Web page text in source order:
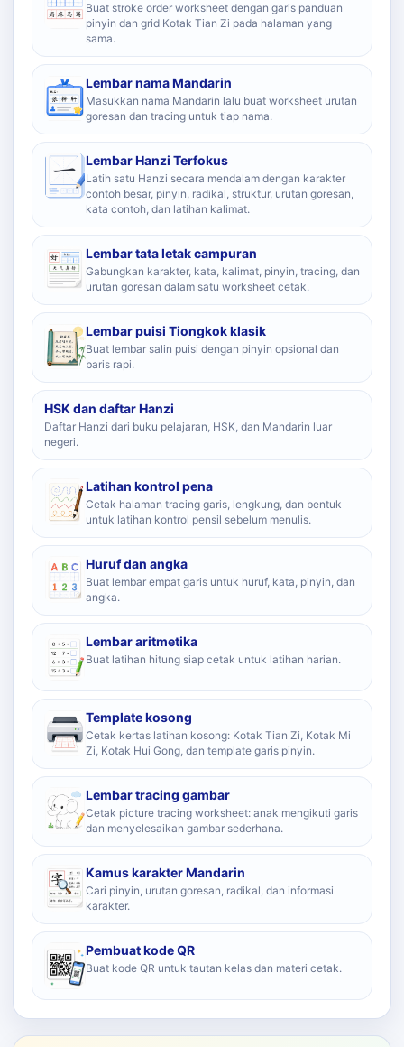
Buat stroke order worksheet dengan garis panduan
pinyin dan grid Kotak Tian Zi pada halaman yang
sama.
Lembar nama Mandarin
Masukkan nama Mandarin lalu buat worksheet urutan
goresan dan tracing untuk tiap nama.
Lembar Hanzi Terfokus
Latih satu Hanzi secara mendalam dengan karakter
contoh besar, pinyin, radikal, struktur, urutan goresan,
kata contoh, dan latihan kalimat.
Lembar tata letak campuran
Gabungkan karakter, kata, kalimat, pinyin, tracing, dan
urutan goresan dalam satu worksheet cetak.
Lembar puisi Tiongkok klasik
Buat lembar salin puisi dengan pinyin opsional dan
baris rapi.
HSK dan daftar Hanzi
Daftar Hanzi dari buku pelajaran, HSK, dan Mandarin luar
negeri.
Latihan kontrol pena
Cetak halaman tracing garis, lengkung, dan bentuk
untuk latihan kontrol pensil sebelum menulis.
Huruf dan angka
Buat lembar empat garis untuk huruf, kata, pinyin, dan
angka.
Lembar aritmetika
Buat latihan hitung siap cetak untuk latihan harian.
Template kosong
Cetak kertas latihan kosong: Kotak Tian Zi, Kotak Mi
Zi, Kotak Hui Gong, dan template garis pinyin.
Lembar tracing gambar
Cetak picture tracing worksheet: anak mengikuti garis
dan menyelesaikan gambar sederhana.
Kamus karakter Mandarin
Cari pinyin, urutan goresan, radikal, dan informasi
karakter.
Pembuat kode QR
Buat kode QR untuk tautan kelas dan materi cetak.